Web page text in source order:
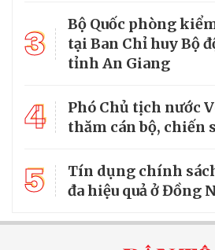
3
Bộ Quốc phòng
tại Ban Chỉ huy Bộ
tỉnh An Giang
4
Phó Chủ tịch nước
thăm cán bộ, chiến
5
Tín dụng chính
đa hiệu quả ở Đồng